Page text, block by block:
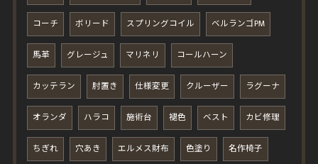
コーチ ボリード スプリングコイル ベルランゴPM
馬革 グレージュ マリネリ コールハーン
カッテラン 肘置き 仕様変更 クルーザー ラグーナ
オランダ ハラコ 施術台 褪色 ベスト カビ修理
ちぎれ 穴あき エルメス財布 色塗り 名作椅子